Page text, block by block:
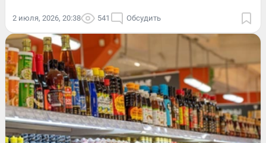
2 июля, 2026, 20:38 541 Обсудить